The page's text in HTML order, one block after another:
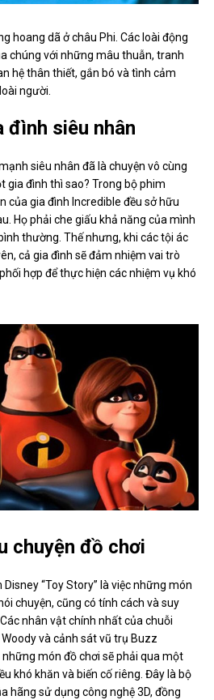
hoang dã ở châu Phi. Các loài động
chúng với những mâu thuẫn, tranh
hệ thân thiết, gắn bó và tình cảm
người.
đình siêu nhân
siêu nhân đã là chuyện vô cùng
gia đình thì sao? Trong bộ phim
của gia đình Incredible đều sở hữu
Họ phải che giấu khả năng của mình
thường. Thế nhưng, khi các tội ác
cả gia đình sẽ đảm nhiệm vai trò
hợp để thực hiện các nhiệm vụ khó
chuyện đồ chơi
“Toy Story” là việc những món
chuyện, cũng có tính cách và suy
nhân vật chính nhất của chuỗi
và cảnh sát vũ trụ Buzz
những món đồ chơi sẽ phải qua một
khó khăn và biến cố riêng. Đây là bộ
hãng sử dụng công nghệ 3D, đồng